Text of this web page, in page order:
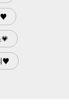
♥
♥